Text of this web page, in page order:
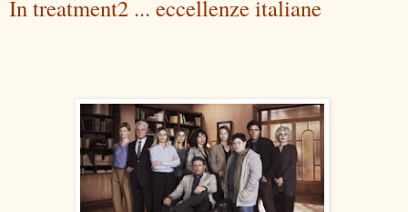
In treatment2 ... eccellenze italiane